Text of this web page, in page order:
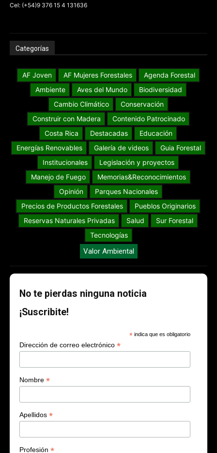
Cel: (+54)9 376 15 4 131636
Categorías
AF Joven AF Mujeres Forestales
Agenda Forestal
Ambiente
Aves del Mundo
Biodiversidad
Cambio Climático
Conservación
Construir con Madera
Contenido Patrocinado
Costa Rica
Destacadas
Educación
Energías Renovables
Galería de videos
Guia Forestal
Institucionales
Legislación y proyectos
Manejo de Fuego
Memorias&Reconocimientos
Opinión
Parques Nacionales
Precios de Productos Forestales
Pueblos Originarios
Reservas Naturales Privadas
Salud
Sur Forestal
Tecnologías
Valor Ambiental
No te pierdas ninguna noticia
¡Suscribite!
* indica que es obligatorio
Dirección de correo electrónico *
Nombre *
Apellidos *
Profesión *